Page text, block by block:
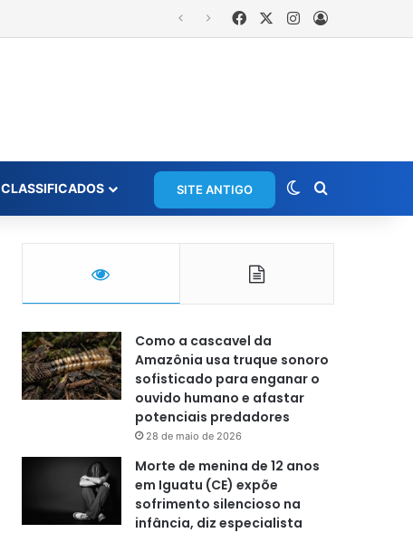
FacebookInstagram
CLASSIFICADOS SITE ANTIGO Switch skin
Como a cascavel da
Amazônia usa truque sonoro
sofisticado para enganar o
ouvido humano e afastar
potenciais predadores
28 de maio de 2026
Morte de menina de 12 anos
em Iguatu (CE) expõe
sofrimento silencioso na
infância, diz especialista